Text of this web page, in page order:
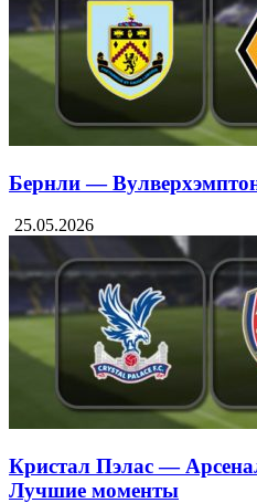
Бернли —
25.05.2026
Кристал Пэлас —
Лучшие моменты